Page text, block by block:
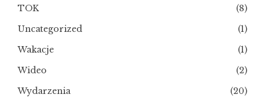
TOK
(8)
Uncategorized
(1)
Wakacje
(1)
Wideo
(2)
Wydarzenia
(20)